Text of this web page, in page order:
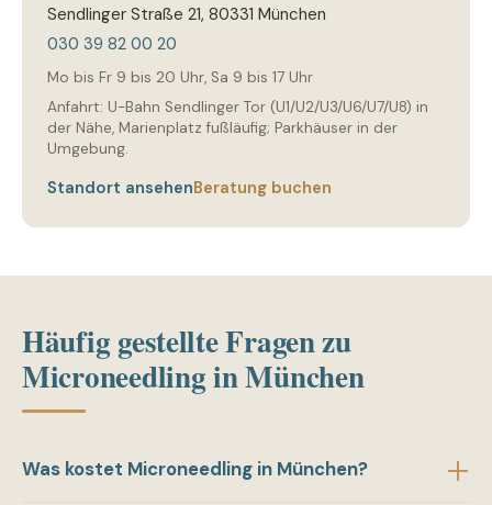
Sendlinger Straße 21, 80331 München
030 39 82 00 20
Mo bis Fr 9 bis 20 Uhr, Sa 9 bis 17 Uhr
Anfahrt: U-Bahn Sendlinger Tor (U1/U2/U3/U6/U7/U8) in
der Nähe, Marienplatz fußläufig; Parkhäuser in der
Umgebung.
Standort ansehenBeratung buchen
Häufig gestellte Fragen zu
Microneedling in München
Was kostet Microneedling in München?